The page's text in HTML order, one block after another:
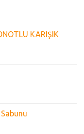
KARIŞIK